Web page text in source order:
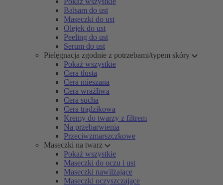
Balsam do ust
Maseczki do ust
Olejek do ust
Peeling do ust
Serum do ust
Pielęgnacja zgodnie z potrzebami/typem skóry
Pokaż wszystkie
Cera tłusta
Cera mieszana
Cera wrażliwa
Cera sucha
Cera trądzikowa
Kremy do twarzy z filtrem
Na przebarwienia
Przeciwzmarszczkowe
Maseczki na twarz
Pokaż wszystkie
Maseczki do oczu i ust
Maseczki nawilżające
Maseczki oczyszczające